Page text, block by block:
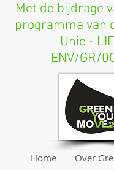
Met de bijdrage
programma van
Unie -
ENV/GR/
Home
Over